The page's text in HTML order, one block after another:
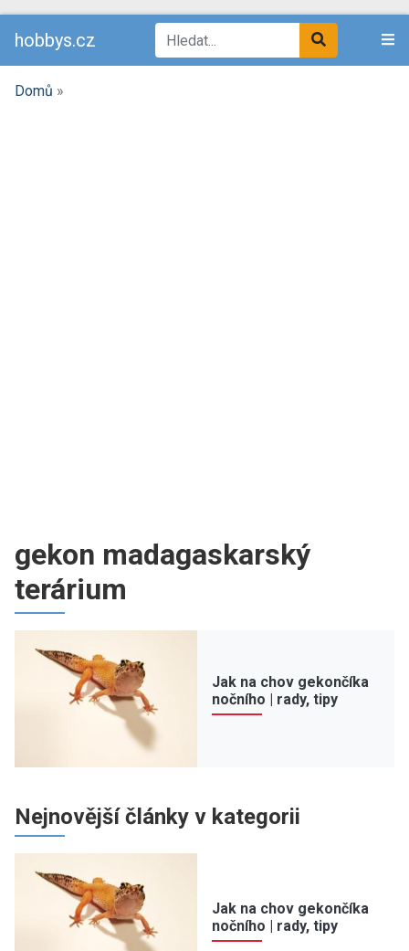
hobbys.cz
Domů »
gekon madagaskarský
terárium
Jak na chov gekončíka
nočního | rady, tipy
Nejnovější články v kategorii
Jak na chov gekončíka
nočního | rady, tipy